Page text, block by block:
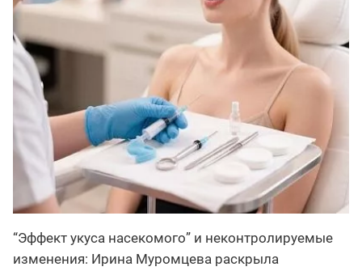
“Эффект укуса насекомого” и неконтролируемые
изменения: Ирина Муромцева раскрыла